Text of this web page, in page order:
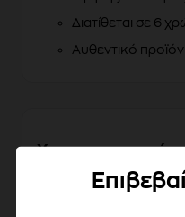
Διατίθεται σε 6
Αυθεντικό
Χαρακτηριστικά